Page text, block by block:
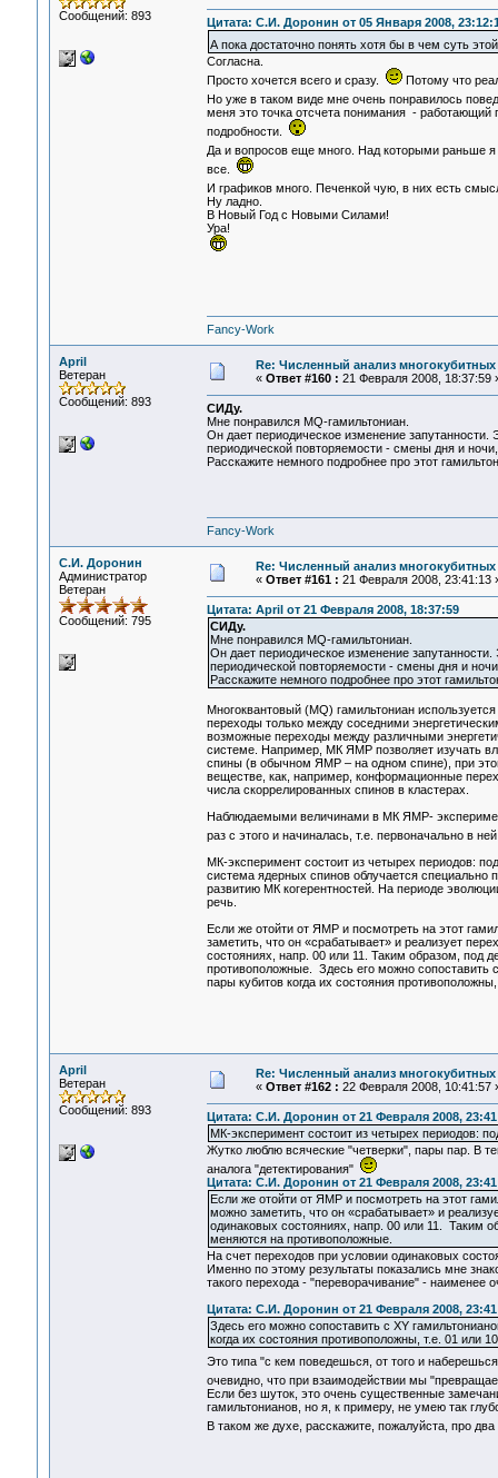
Сообщений: 893
Цитата: С.И. Доронин от 05 Января 2008,
А пока достаточно понять хотя бы в чем суть
Согласна.
Просто хочется всего и сразу.
Потому что
Но уже в таком виде мне очень понравилось
меня это точка отсчета понимания -
подробности.
Да и вопросов еще много. Над которыми раньше
все.
И графиков много. Печенкой чую, в них есть
Ну ладно.
В Новый Год с Новыми Силами!
Ура!
Fancy-Work
April
Ветеран
Сообщений: 893
Re: Численный анализ многокубитных
« Ответ #160 : 21 Февраля 2008, 18:37:59
СИДу.
Мне понравился MQ-гамильтониан.
Он дает периодическое изменение
периодической повторяемости - смены дня и
Расскажите немного подробнее про этот
Fancy-Work
С.И. Доронин
Администратор
Ветеран
Сообщений: 795
Re: Численный анализ многокубитных
« Ответ #161 : 21 Февраля 2008, 23:41:13
Цитата: April от 21 Февраля 2008, 18:37:59
СИДу.
Мне понравился MQ-гамильтониан.
Он дает периодическое изменение
периодической повторяемости - смены дня и
Расскажите немного подробнее про этот
Многоквантовый (MQ) гамильтониан
переходы только между соседними
возможные переходы между различными
системе. Например, МК ЯМР позволяет изучать
спины (в обычном ЯМР – на одном спине), при
веществе, как, например, конформационные
числа скоррелированных спинов в кластерах.
Наблюдаемыми величинами в МК ЯМР-
раз с этого и начиналась, т.е. первоначально в
МК-эксперимент состоит из четырех периодов:
система ядерных спинов облучается специально
развитию МК когерентностей. На периоде
речь.
Если же отойти от ЯМР и посмотреть на этот
заметить, что он «срабатывает» и реализует
состояниях, напр. 00 или 11. Таким образом, под
противоположные. Здесь его можно сопоставить
пары кубитов когда их состояния
April
Ветеран
Сообщений: 893
Re: Численный анализ многокубитных
« Ответ #162 : 22 Февраля 2008, 10:41:57
Цитата: С.И. Доронин от 21 Февраля 2008,
МК-эксперимент состоит из четырех периодов:
Жутко люблю всяческие "четверки", пары пар. В
аналога "детектирования"
Цитата: С.И. Доронин от 21 Февраля 2008,
Если же отойти от ЯМР и посмотреть на этот
можно заметить, что он «срабатывает» и
одинаковых состояниях, напр. 00 или 11. Таким
меняются на противоположные.
На счет переходов при условии одинаковых
Именно по этому результаты показались мне
такого перехода - "переворачивание" - наименее
Цитата: С.И. Доронин от 21 Февраля 2008,
Здесь его можно сопоставить с XY
когда их состояния противоположны, т.е. 01 или
Это типа "с кем поведешься, от того и
очевидно, что при взаимодействии мы
Если без шуток, это очень существенные
гамильтонианов, но я, к примеру, не умею так
В таком же духе, расскажите, пожалуйста, про